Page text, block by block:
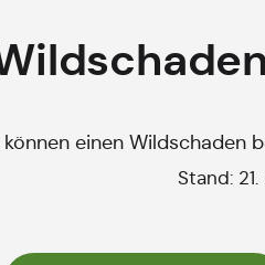
einen Wildschaden
Stand: